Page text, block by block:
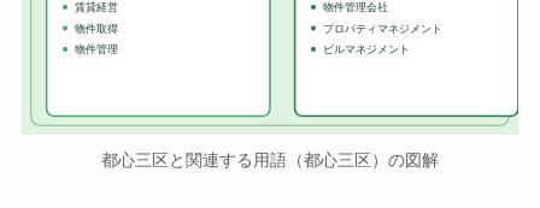
賃貸経営
物件取得
物件管理
物件管理会社
プロパティマネジメント
ビルマネジメント
都心三区と関連する用語（都心三区）の図解